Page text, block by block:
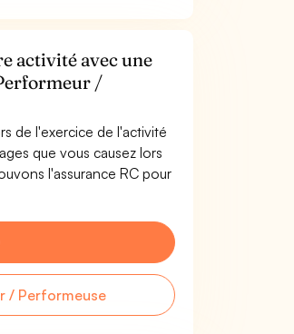
activité avec une
/
de l'exercice de l'activité
que vous causez lors
l'assurance RC pour
/ Performeuse